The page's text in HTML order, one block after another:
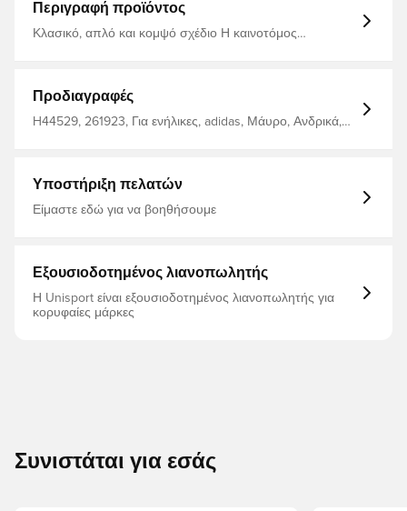
Περιγραφή προϊόντος
Κλασικό, απλό και κομψό σχέδιο Η καινοτόμος
πλάγια Μανίκια με πλέγμα 100% ανακυκλωμένος
πολυεστέρας διασύνδεσης
Προδιαγραφές
H44529, 261923, Για ενήλικες, adidas, Μάυρο, Ανδρικά,
Υποστήριξη πελατών
Είμαστε εδώ για να βοηθήσουμε
Εξουσιοδοτημένος λιανοπωλητής
Η Unisport είναι εξουσιοδοτημένος λιανοπωλητής για
κορυφαίες μάρκες
Συνιστάται για εσάς